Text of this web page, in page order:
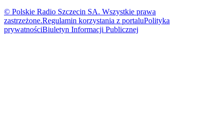
© Polskie Radio Szczecin SA. Wszystkie prawa
zastrzeżone.Regulamin korzystania z portaluPolityka
prywatnościBiuletyn Informacji Publicznej